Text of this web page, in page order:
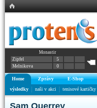
Monastir
Zipfel
5
Melnikova
0
Home Zprávy E-Shop
výsledky
naši v akci tenisové kartičky
Sam Querrey